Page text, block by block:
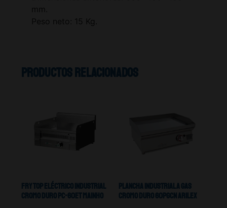
mm.
Peso neto: 15 Kg.
Productos relacionados
Fry top Eléctrico Industrial
Cromo Duro Pc-60et Mainho
Plancha Industrial A Gas
Cromo Duro 60PGCN Arilex